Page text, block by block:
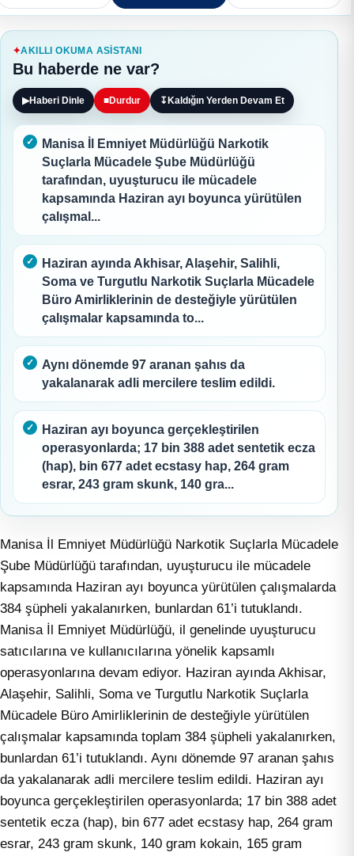
AKILLI OKUMA ASISTANI
Bu haberde ne var?
▶Haberi Dinle ■Durdur ↧ Kaldığın Yerden Devam Et
Manisa İl Emniyet Müdürlüğü Narkotik
Suçlarla Mücadele Şube Müdürlüğü
tarafından, uyuşturucu ile mücadele
kapsamında Haziran ayı boyunca yürütülen
çalışmal...
Haziran ayında Akhisar, Alaşehir, Salihli,
Soma ve Turgutlu Narkotik Suçlarla Mücadele
Büro Amirliklerinin de desteğiyle yürütülen
çalışmalar kapsamında to...
Aynı dönemde 97 aranan şahıs da
yakalanarak adli mercilere teslim edildi.
Haziran ayı boyunca gerçekleştirilen
operasyonlarda; 17 bin 388 adet sentetik ecza
(hap), bin 677 adet ecstasy hap, 264 gram
esrar, 243 gram skunk, 140 gra...
Manisa İl Emniyet Müdürlüğü Narkotik Suçlarla Mücadele
Şube Müdürlüğü tarafından, uyuşturucu ile mücadele
kapsamında Haziran ayı boyunca yürütülen çalışmalarda
384 şüpheli yakalanırken, bunlardan 61’i tutuklandı.
Manisa İl Emniyet Müdürlüğü, il genelinde uyuşturucu
satıcılarına ve kullanıcılarına yönelik kapsamlı
operasyonlarına devam ediyor. Haziran ayında Akhisar,
Alaşehir, Salihli, Soma ve Turgutlu Narkotik Suçlarla
Mücadele Büro Amirliklerinin de desteğiyle yürütülen
çalışmalar kapsamında toplam 384 şüpheli yakalanırken,
bunlardan 61’i tutuklandı. Aynı dönemde 97 aranan şahıs
da yakalanarak adli mercilere teslim edildi. Haziran ayı
boyunca gerçekleştirilen operasyonlarda; 17 bin 388 adet
sentetik ecza (hap), bin 677 adet ecstasy hap, 264 gram
esrar, 243 gram skunk, 140 gram kokain, 165 gram